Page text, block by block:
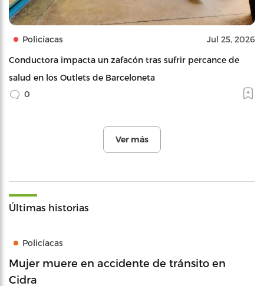
Policíacas Jul 25, 2026
Conductora impacta un zafacón tras sufrir percance de
salud en los Outlets de Barceloneta
0
Ver más
Últimas historias
Policíacas
Mujer muere en accidente de tránsito en
Cidra